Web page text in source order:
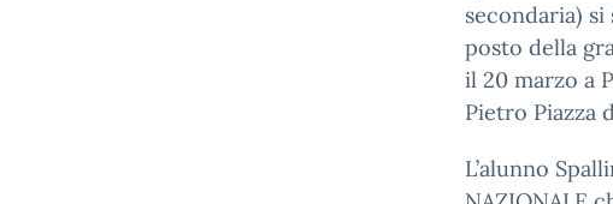
secondaria)
posto della
il 20 marzo a
Pietro Piazza
L’alunno